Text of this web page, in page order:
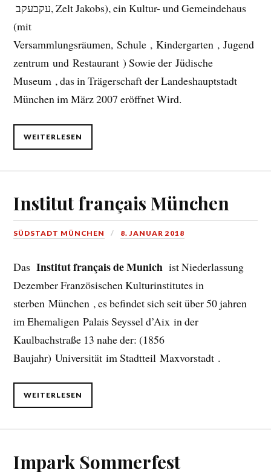
עקבעקב, Zelt Jakobs), ein Kultur- und Gemeindehaus
(mit
Versammlungsräumen, Schule , Kindergarten , Jugend
zentrum und Restaurant ) Sowie der Jüdische
Museum , das in Trägerschaft der Landeshauptstadt
München im März 2007 eröffnet Wird.
WEITERLESEN
Institut français München
SÜDSTADT MÜNCHEN 8. JANUAR 2018
DasInstitut français de Munich ist Niederlassung
Dezember Französischen Kulturinstitutes in
sterben München , es befindet sich seit über 50 jahren
im Ehemaligen Palais Seyssel d’Aix in der
Kaulbachstraße 13 nahe der: (1856
Baujahr) Universität im Stadtteil Maxvorstadt .
WEITERLESEN
Impark Sommerfest